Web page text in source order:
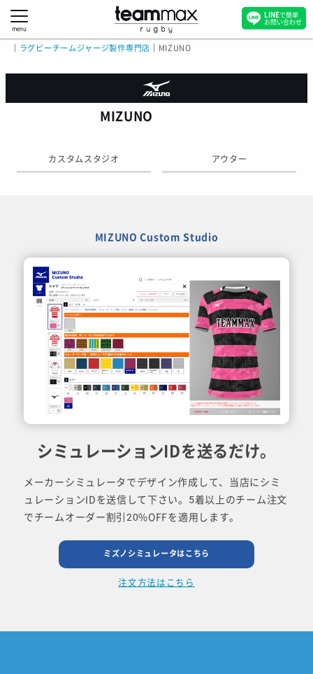
menu
ラグビーチームジャージ製作専門店 MIZUNO
MIZUNO
カスタムスタジオ アウター
MIZUNO Custom Studio
シミュレーションIDを送るだけ。
メーカーシミュレータでデザイン作成して、当店にシミ
ュレーションIDを送信して下さい。5着以上のチーム注文
でチームオーダー割引20%OFFを適用します。
ミズノシミュレータはこちら
注文方法はこちら
LINEで簡単
お問い合わせ